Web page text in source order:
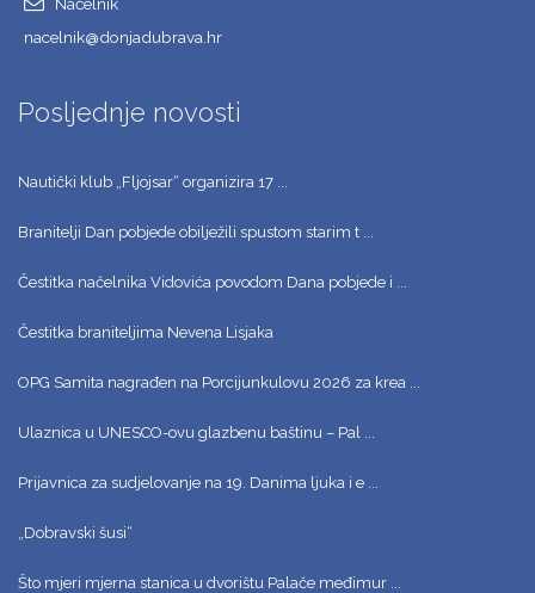
nacelnik@donjadubrava.hr
Posljednje novosti
Nautički klub „Fljojsar“ organizira 17 ...
Branitelji Dan pobjede obilježili spustom starim t ...
Čestitka načelnika Vidovića povodom Dana pobjede i ...
Čestitka braniteljima Nevena Lisjaka
OPG Samita nagrađen na Porcijunkulovu 2026 za krea ...
Ulaznica u UNESCO-ovu glazbenu baštinu – Pal ...
Prijavnica za sudjelovanje na 19. Danima ljuka i e ...
„Dobravski šusi“
Što mjeri mjerna stanica u dvorištu Palače međimur ...